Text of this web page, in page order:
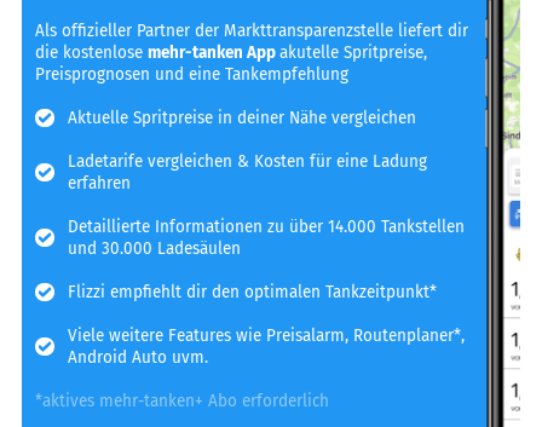
Als offizieller Partner der Markttransparenzstelle liefert dir
die kostenlosemehr-tanken Appakutelle Spritpreise,
Preisprognosen und eine Tankempfehlung
Aktuelle Spritpreise in deiner Nähe vergleichen
Ladetarife vergleichen & Kosten für eine Ladung
erfahren
Detaillierte Informationen zu über 14.000 Tankstellen
und 30.000 Ladesäulen
Flizzi empfiehlt dir den optimalen Tankzeitpunkt*
Viele weitere Features wie Preisalarm, Routenplaner*,
Android Auto uvm.
*aktives mehr-tanken+ Abo erforderlich